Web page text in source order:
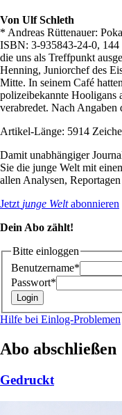
Von Ulf Schleth
* Andreas Rüttenauer:
ISBN: 3-935843-24-0, 144
die uns als Treffpunkt
Henning, Juniorchef des
Mitte. In seinem Café
polizeibekannte Hooligans
verabredet. Nach
Artikel-Länge: 5914
Damit unabhängiger
Sie die junge Welt mit
allen Analysen,
Jetzt junge Weltabonnieren
Dein Abo zählt!
Bitte einloggen
Benutzername*
Passwort*
Hilfe bei Einlog-Problemen
Abo abschließen
Gedruckt